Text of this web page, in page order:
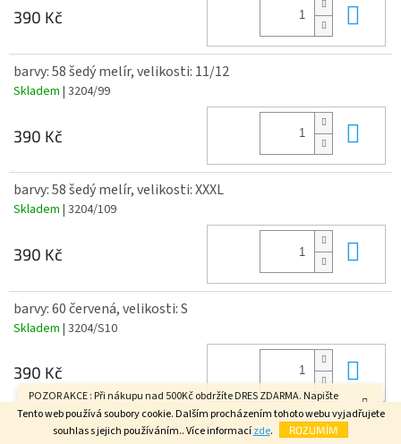
Tento web používá soubory cookie. Dalším procházením tohoto webu vyjadřujete
souhlas s jejich používáním.. Více informacízde. ROZUMÍM
POZOR AKCE : Při nákupu nad 500Kč obdržíte DRES ZDARMA. Napište
velikost do poznámky v závěrečném kroku objednávky. FAJN DEN.
390 Kč
barvy: 58 šedý melír, velikosti: 11/12
Skladem | 3204/99
390 Kč
barvy: 58 šedý melír, velikosti: XXXL
Skladem | 3204/109
390 Kč
barvy: 60 červená, velikosti: S
Skladem | 3204/S10
390 Kč
barvy: 60 červená, velikosti: M